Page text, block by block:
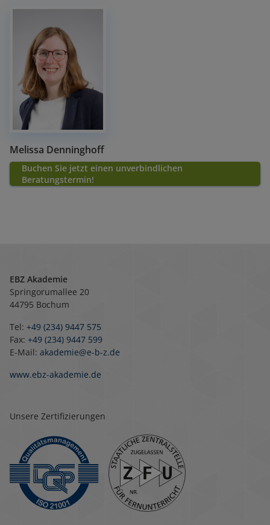
Melissa Denninghoff
Buchen Sie jetzt einen unverbindlichen
Beratungstermin!
EBZ Akademie
Springorumallee 20
44795 Bochum
Tel: +49 (234) 9447 575
Fax: +49 (234) 9447 599
E-Mail: akademie@e-b-z.de
www.ebz-akademie.de
Unsere Zertifizierungen